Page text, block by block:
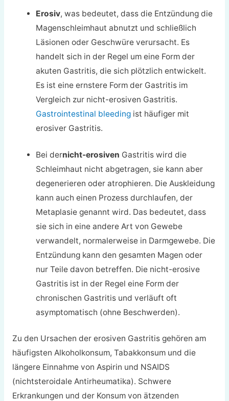
Erosiv, was bedeutet, dass die Entzündung die
Magenschleimhaut abnutzt und schließlich
Läsionen oder Geschwüre verursacht. Es
handelt sich in der Regel um eine Form der
akuten Gastritis, die sich plötzlich entwickelt.
Es ist eine ernstere Form der Gastritis im
Vergleich zur nicht-erosiven Gastritis.
Gastrointestinal bleeding ist häufiger mit
erosiver Gastritis.
Bei dernicht-erosiven Gastritis wird die
Schleimhaut nicht abgetragen, sie kann aber
degenerieren oder atrophieren. Die Auskleidung
kann auch einen Prozess durchlaufen, der
Metaplasie genannt wird. Das bedeutet, dass
sie sich in eine andere Art von Gewebe
verwandelt, normalerweise in Darmgewebe. Die
Entzündung kann den gesamten Magen oder
nur Teile davon betreffen. Die nicht-erosive
Gastritis ist in der Regel eine Form der
chronischen Gastritis und verläuft oft
asymptomatisch (ohne Beschwerden).
Zu den Ursachen der erosiven Gastritis gehören am
häufigsten Alkoholkonsum, Tabakkonsum und die
längere Einnahme von Aspirin und NSAIDS
(nichtsteroidale Antirheumatika). Schwere
Erkrankungen und der Konsum von ätzenden